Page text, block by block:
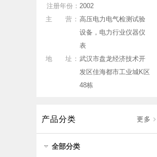
注册年份： 2002
主 营： 高压电力电气检测试验
设备，电力行业仪器仪
表
地 址： 武汉市盘龙经济技术开
发区佳海都市工业城K区
48栋
更多
产品分类
全部分类